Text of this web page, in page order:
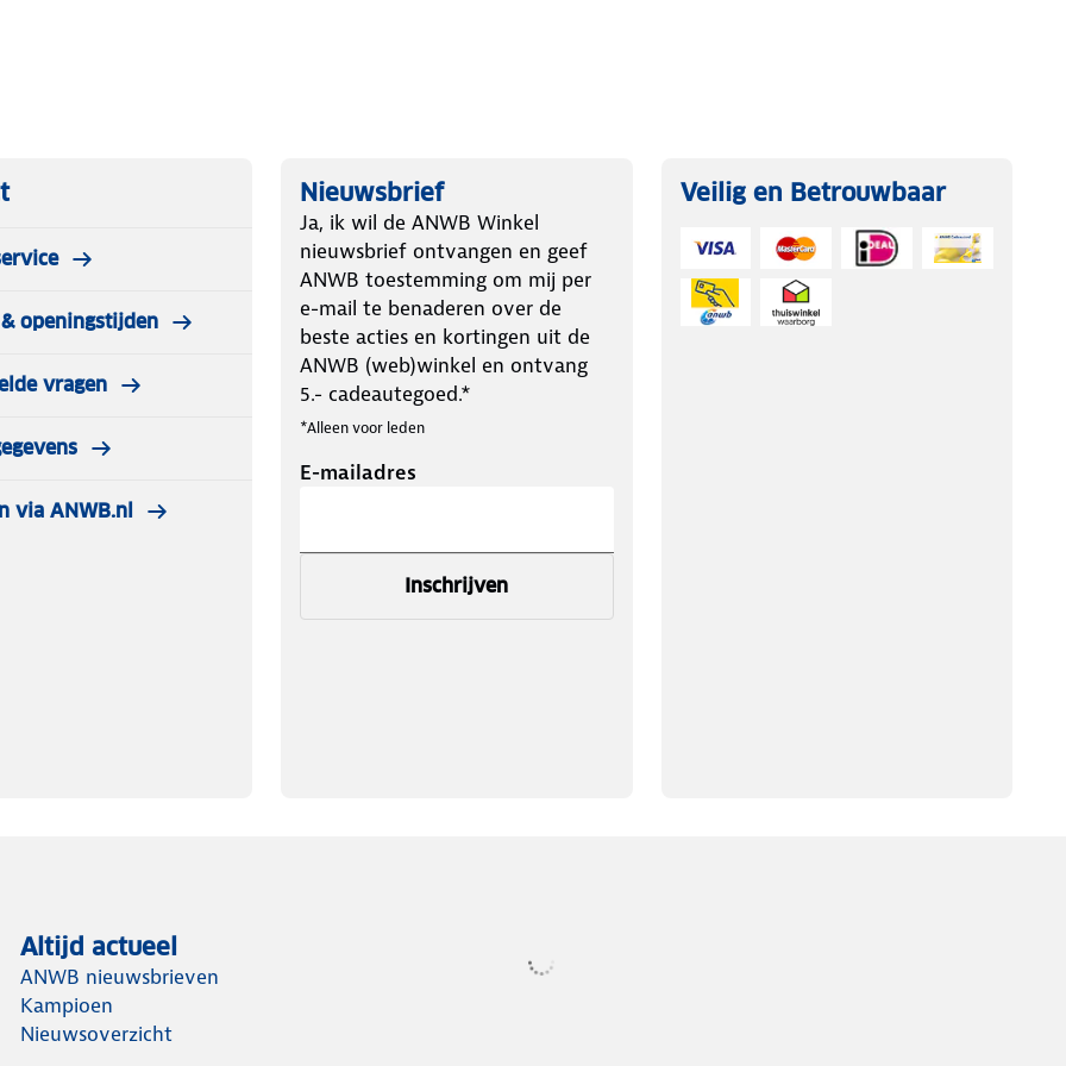
altijd veilig vast. De zitting is
0 maanden is deze buggy
openingstijden
vragen
via ANWB.nl
Nieuwsbrief
Ja, ik wil de ANWB Winkel
nieuwsbrief ontvangen en geef
ANWB toestemming om mij per
e-mail te benaderen over de
beste acties en kortingen uit de
ANWB (web)winkel en ontvang
5.- cadeautegoed.*
*Alleen voor leden
E-mailadres
Inschrijven
Veilig en Betrouwbaar
Altijd actueel
ANWB nieuwsbrieven
Kampioen
Nieuwsoverzicht